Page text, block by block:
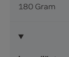
180 Gram